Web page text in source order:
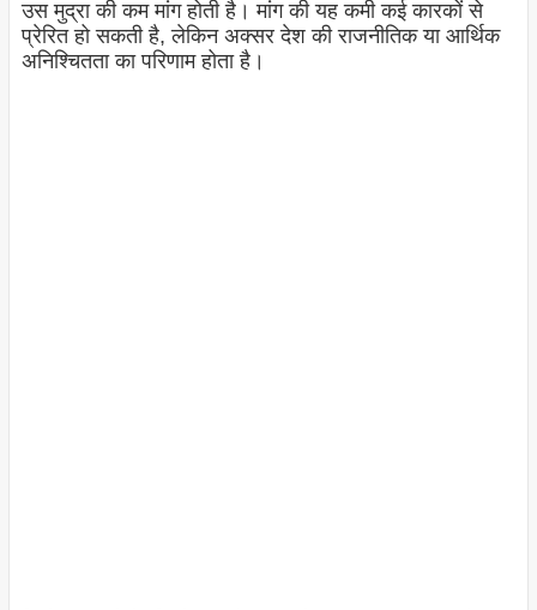
उस मुद्रा की कम मांग होती है। मांग की यह कमी कई कारकों से
प्रेरित हो सकती है, लेकिन अक्सर देश की राजनीतिक या आर्थिक
अनिश्चितता का परिणाम होता है।